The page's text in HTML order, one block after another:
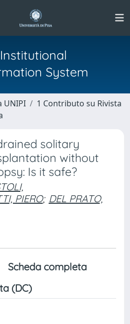
Institutional
System
UNIPI
1 Contributo su Rivista
solitary
without
Is it safe?
PIERO; DEL PRATO,
Scheda completa
(DC)